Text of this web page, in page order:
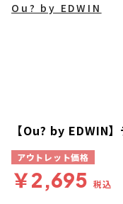
Ou? by EDWIN
【Ou? by EDWIN
アウトレット価格
￥2,695 税込